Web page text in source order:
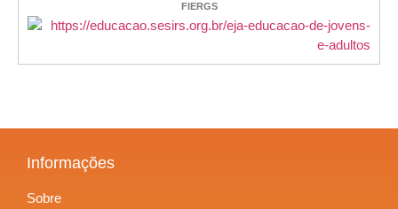
FIERGS
Informações
Sobre